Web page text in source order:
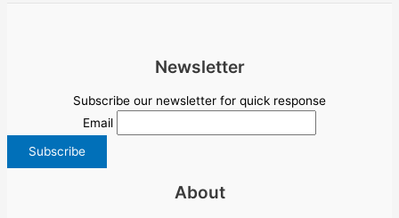
Newsletter
Subscribe our newsletter for quick response
Email
About